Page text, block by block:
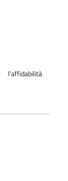
l'affidabilità